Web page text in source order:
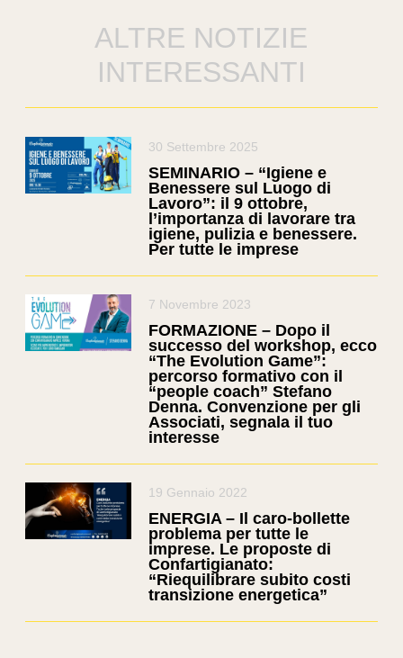
ALTRE NOTIZIE
INTERESSANTI
30 Settembre 2025
SEMINARIO – “Igiene e
Benessere sul Luogo di
Lavoro”: il 9 ottobre,
l’importanza di lavorare tra
igiene, pulizia e benessere.
Per tutte le imprese
7 Novembre 2023
FORMAZIONE – Dopo il
successo del workshop, ecco
“The Evolution Game”:
percorso formativo con il
“people coach” Stefano
Denna. Convenzione per gli
Associati, segnala il tuo
interesse
19 Gennaio 2022
ENERGIA – Il caro-bollette
problema per tutte le
imprese. Le proposte di
Confartigianato:
“Riequilibrare subito costi
transizione energetica”